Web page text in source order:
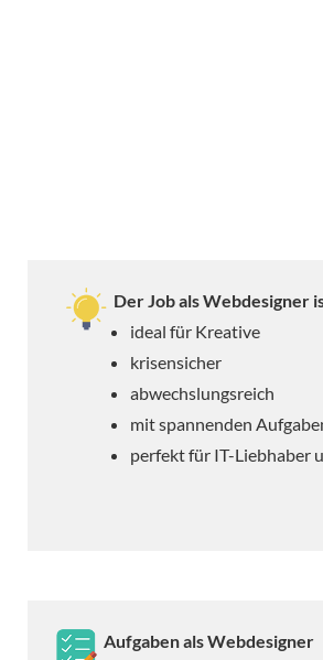
Der Job als Webdesigner
ideal für Kreative
krisensicher
abwechslungsreich
mit spannenden
perfekt für IT-Liebhaber
Aufgaben als Webdesigner